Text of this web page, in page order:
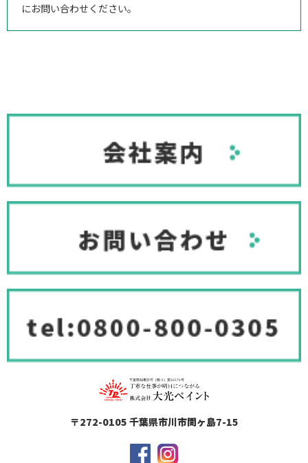
にお問い合わせください。
〒272-0105 千葉県市川市関ヶ島7-15